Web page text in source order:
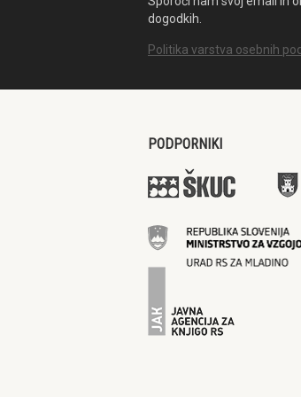
dogodkih.
Politika varstva osebnih
PODPORNIKI